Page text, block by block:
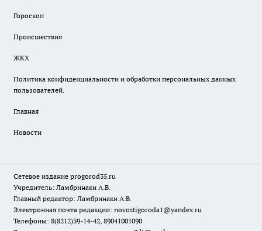
Гороскоп
Происшествия
ЖКХ
Политика конфиденциальности и обработки персональных данных
пользователей.
Главная
Новости
Сетевое издание progorod35.ru
Учредитель: Ламбринаки А.В.
Главный редактор: Ламбринаки А.В.
Электронная почта редакции: novostigoroda1@yandex.ru
Телефоны: 8(8212)39-14-42, 89041001090